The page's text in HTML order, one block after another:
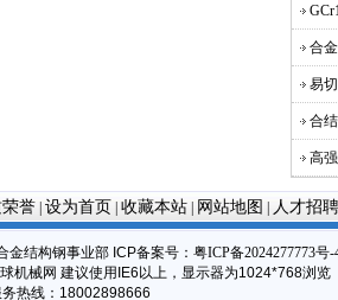
合
易
合
高
誉 | 设为首页 | 收藏本站 | 网站地图 | 人才招聘
金结构钢事业部 ICP备案号： 粤ICP备2024277773号-
机械网 建议使用IE6以上，显示器为1024*768浏览
热线：18002898666